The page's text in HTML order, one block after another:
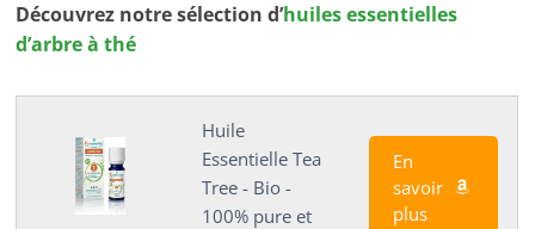
Découvrez notre sélection d’huiles essentielles
d’arbre à thé
Huile
Essentielle Tea
Tree - Bio -
100% pure et
En
savoir
plus